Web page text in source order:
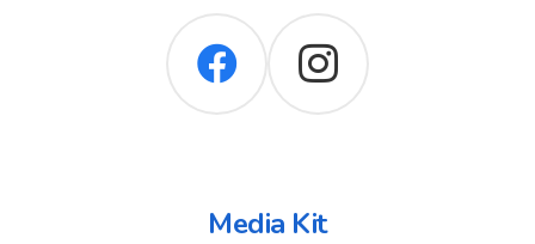
Media Kit